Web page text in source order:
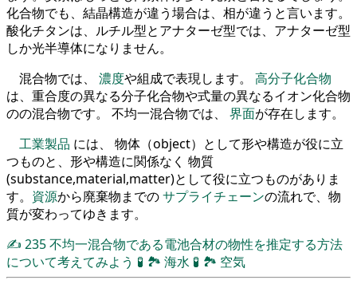
化合物でも、結晶構造が違う場合は、相が違うと言います。
酸化チタンは、ルチル型とアナターゼ型では、アナターゼ型
しか光半導体になりません。
混合物では、 濃度や組成で表現します。 高分子化合物
は、重合度の異なる分子化合物や式量の異なるイオン化合物
のの混合物です。 不均一混合物では、 界面が存在します。
工業製品 には、 物体（object）として形や構造が役に立
つものと、形や構造に関係なく 物質
(substance,material,matter)として役に立つものがありま
す。 資源から廃棄物までのサプライチェーンの流れで、物
質が変わってゆきます。
✍ 235不均一混合物である電池合材の物性を推定する方法
について考えてみよう 🧪 🏞 海水 🧪 🏞 空気